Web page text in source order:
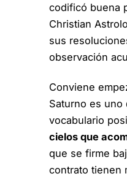
codificó buena
Christian
sus
observación
Conviene
Saturno es uno
vocabulario
cielos que
que se firme
contrato tienen